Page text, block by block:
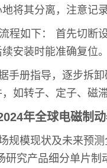
将其分离，注意记
程如下： 首先切断
安装时能准确复位
手册指导，逐步拆
如转子、定子、磁
年全球电磁制
规模现状及未来预
研究产品细分单片